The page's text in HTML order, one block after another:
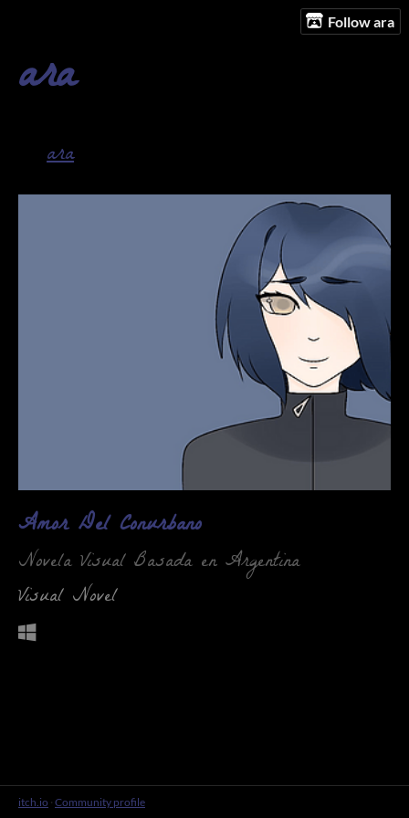
Follow ara
ara
ara
Amor Del Conurbano
Novela Visual Basada en Argentina
Visual Novel
itch.io · Community profile